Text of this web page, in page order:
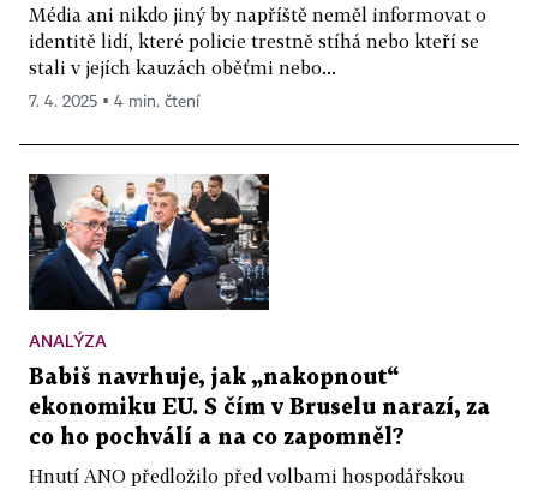
Média ani nikdo jiný by napříště neměl informovat o
identitě lidí, které policie trestně stíhá nebo kteří se
stali v jejích kauzách oběťmi nebo...
7. 4. 2025 ▪ 4 min. čtení
ANALÝZA
Babiš navrhuje, jak „nakopnout“
ekonomiku EU. S čím v Bruselu narazí, za
co ho pochválí a na co zapomněl?
Hnutí ANO předložilo před volbami hospodářskou